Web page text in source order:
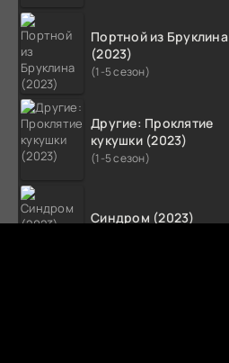
Портной из Бруклина
(2023)
(1-5 сезон)
Другие: Проклятие
кукушки (2023)
(1-5 сезон)
Синдром (2023)